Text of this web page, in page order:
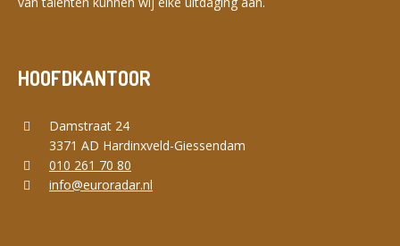
HOOFDKANTOOR
Damstraat 24
3371 AD Hardinxveld-Giessendam
010 261 70 80
info@euroradar.nl